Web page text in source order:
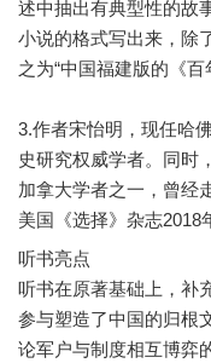
述中抽出有典型性的故
小说的格式写出来，除
之为“中国福建版的《百
3.作者宋怡明，现任哈
史研究权威学者。同时
加拿大学者之一，曾经
听书亮点
听书在原著基础上，补
参与塑造了中国的归根
论军户与制度相互博弈